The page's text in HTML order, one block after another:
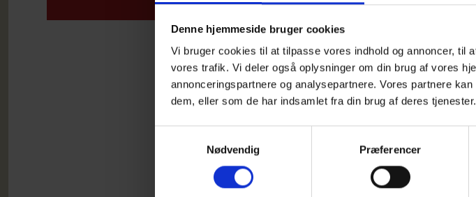
Denne hjemmeside bruger cookies
Vi bruger cookies til at tilpasse vores indhold og annoncer, til
vores trafik. Vi deler også oplysninger om din brug af vores
annonceringspartnere og analysepartnere. Vores partnere
dem, eller som de har indsamlet fra din brug af deres tjenester.
Nødvendig
Præferencer
Nedenfor er link til ansøgningsskema
eller man kan sende sin egen ansøgning.
Ansøgningsskema i Word-format:
Ansøgningsskema i pdf-format:Legat-
Ansøgninger skal sendes direkte til
Købmand af Aalborg Vagn